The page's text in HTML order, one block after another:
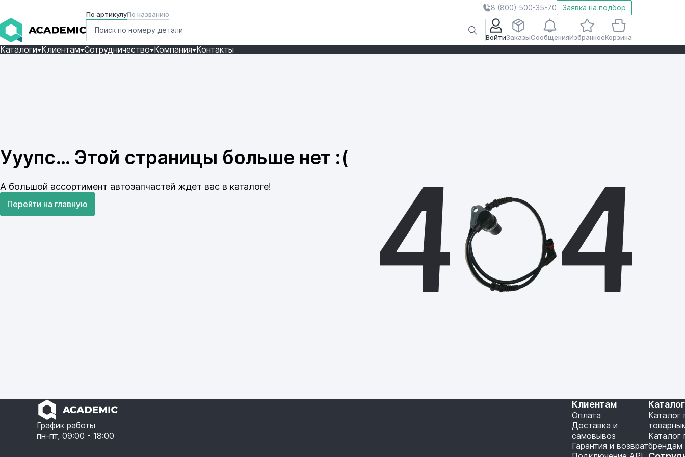
8 (800) 500-35-70 Заявка на подбор
По артикулуПо названию
ВойтиЗаказыСообщенияИзбранноеКорзина
Каталоги Клиентам Сотрудничество Компания Контакты
Ууупс… Этой страницы больше нет :(
А большой ассортимент автозапчастей ждет вас в каталоге!
Перейти на главную
График работы
пн-пт, 09:00 - 18:00
Клиентам
Оплата
Доставка и
самовывоз
Гарантия и возврат
Каталог
Каталог
брендам